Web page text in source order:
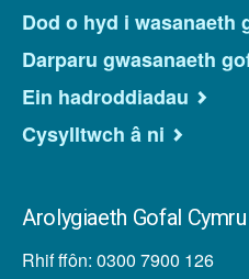
Dod o hyd i wasanaeth
Darparu gwasanaeth
Ein hadroddiadau
Cysylltwch â ni
Arolygiaeth Gofal Cymru
Rhif ffôn: 0300 7900 126